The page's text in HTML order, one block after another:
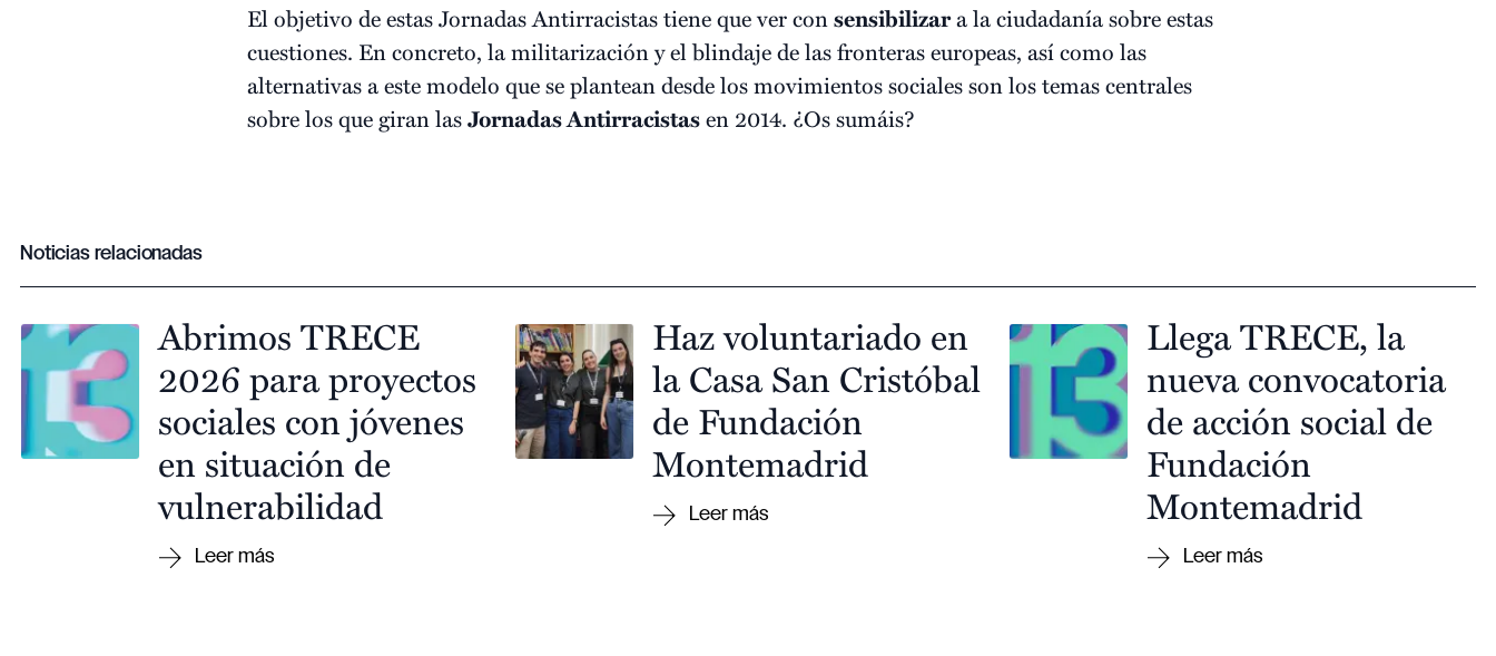
El objetivo de estas Jornadas Antirracistas tiene que ver consensibilizara la ciudadanía sobre estas
cuestiones. En concreto, la militarización y el blindaje de las fronteras europeas, así como las
alternativas a este modelo que se plantean desde los movimientos sociales son los temas centrales
sobre los que giran lasJornadas Antirracistasen 2014. ¿Os sumáis?
Noticias relacionadas
Abrimos TRECE
2026 para proyectos
sociales con jóvenes
en situación de
vulnerabilidad
Haz voluntariado en
la Casa San Cristóbal
de Fundación
Montemadrid
Llega TRECE, la
nueva convocatoria
de acción social de
Fundación
Montemadrid